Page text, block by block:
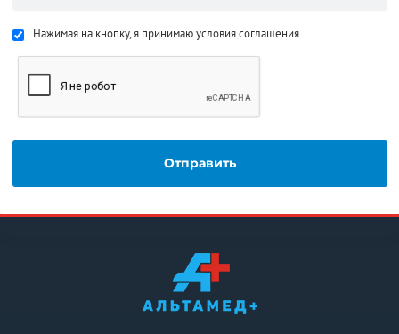
Нажимая на кнопку, я принимаю условия соглашения.